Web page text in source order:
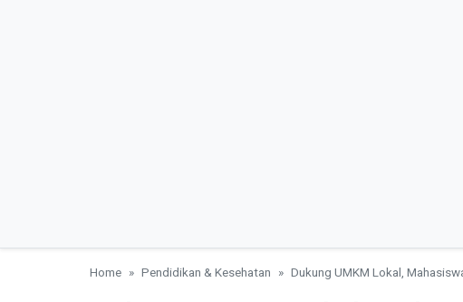
Home Pendidikan & Kesehatan Dukung UMKM Lokal,